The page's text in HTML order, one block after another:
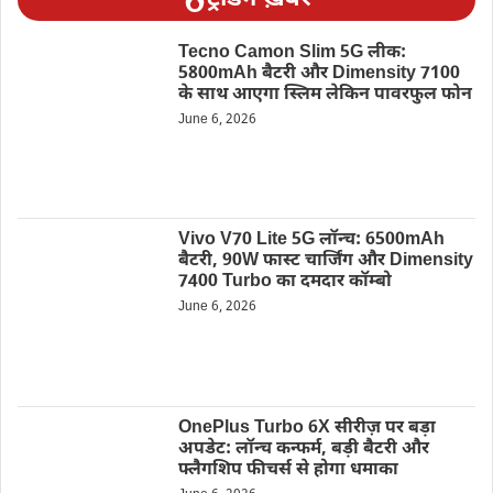
Tecno Camon Slim 5G लीक:
5800mAh बैटरी और Dimensity 7100
के साथ आएगा स्लिम लेकिन पावरफुल फोन
June 6, 2026
Vivo V70 Lite 5G लॉन्च: 6500mAh
बैटरी, 90W फास्ट चार्जिंग और Dimensity
7400 Turbo का दमदार कॉम्बो
June 6, 2026
OnePlus Turbo 6X सीरीज़ पर बड़ा
अपडेट: लॉन्च कन्फर्म, बड़ी बैटरी और
फ्लैगशिप फीचर्स से होगा धमाका